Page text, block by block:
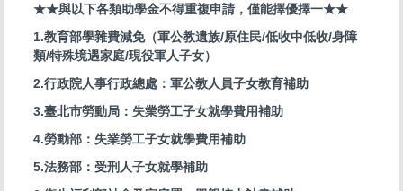
★★與以下各類助學金不得重複申請，僅能擇優擇一★★
1.教育部學雜費減免（軍公教遺族/原住民/低收中低收/身障
類/特殊境遇家庭/現役軍人子女）
2.行政院人事行政總處：軍公教人員子女教育補助
3.臺北市勞動局：失業勞工子女就學費用補助
4.勞動部：失業勞工子女就學費用補助
5.法務部：受刑人子女就學補助